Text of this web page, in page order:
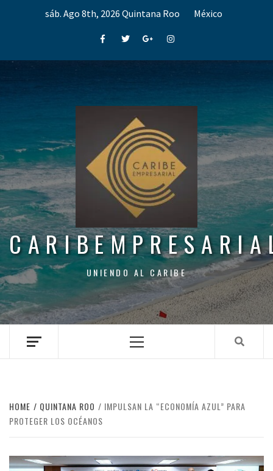
sáb. Ago 8th, 2026 Quintana Roo México
FacebookTwitterGoogle+Instagram
UNIENDO AL CARIBE
Menu
HOME QUINTANA ROO
IMPULSAN LA “ECONOMÍA AZUL” PARA
PROTEGER LOS OCÉANOS